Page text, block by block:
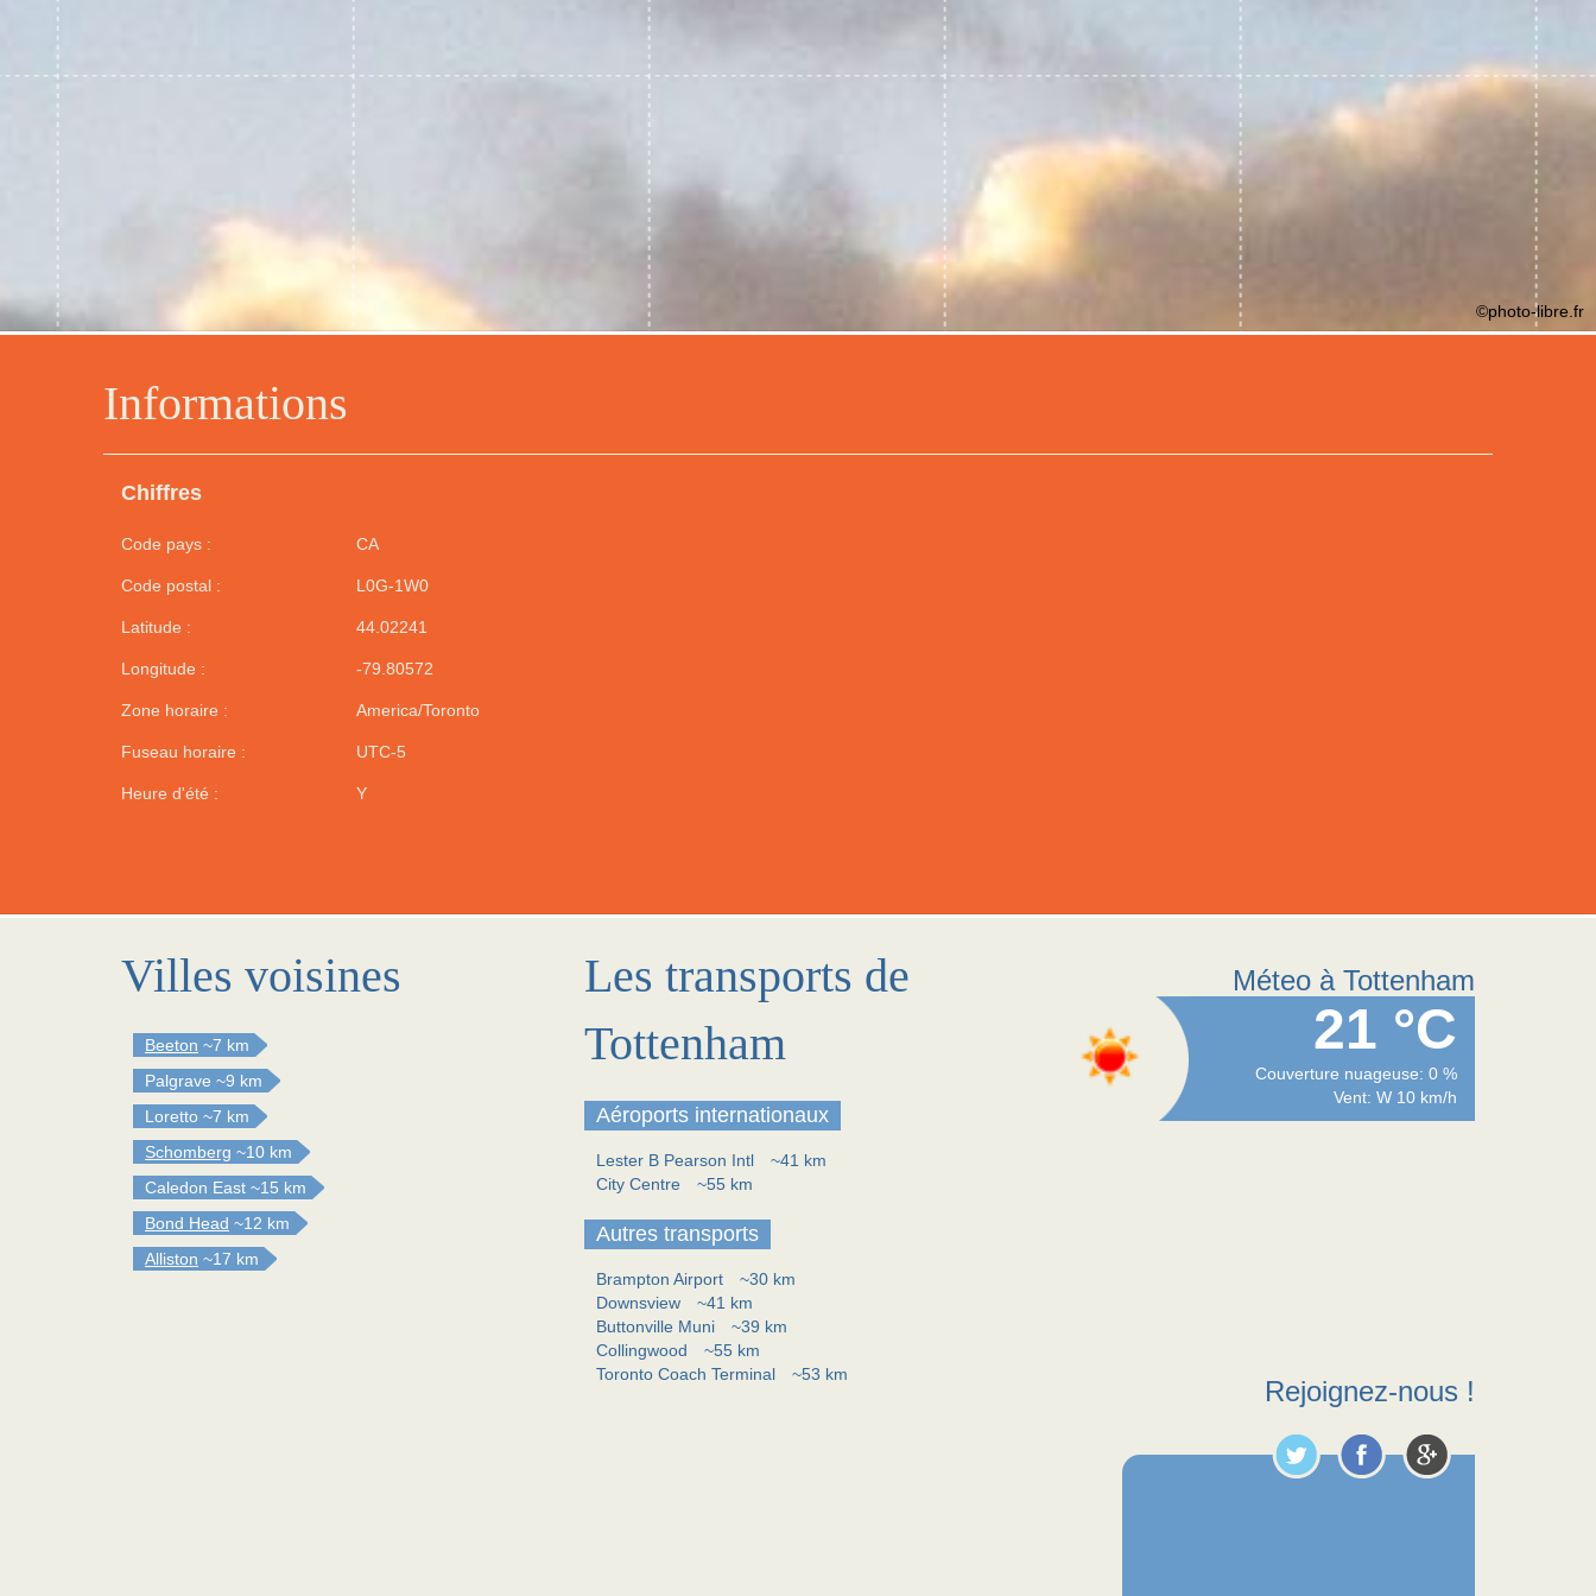
Informations
Chiffres
Code pays : CA
Code postal : L0G-1W0
Latitude : 44.02241
Longitude : -79.80572
Zone horaire : America/Toronto
Fuseau horaire : UTC-5
Heure d'été : Y
©photo-libre.fr
Villes voisines
Beeton ~7 km
Palgrave ~9 km
Loretto ~7 km
Schomberg ~10 km
Caledon East ~15 km
Bond Head ~12 km
Alliston ~17 km
Les transports de
Tottenham
Aéroports internationaux
Lester B Pearson Intl
~41 km
City Centre
~55 km
Autres transports
Brampton Airport
~30 km
Downsview
~41 km
Buttonville Muni
~39 km
Collingwood
~55 km
Toronto Coach Terminal
~53 km
Méteo à Tottenham
21 °C
Couverture nuageuse: 0 %
Vent: W 10 km/h
Rejoignez-nous !